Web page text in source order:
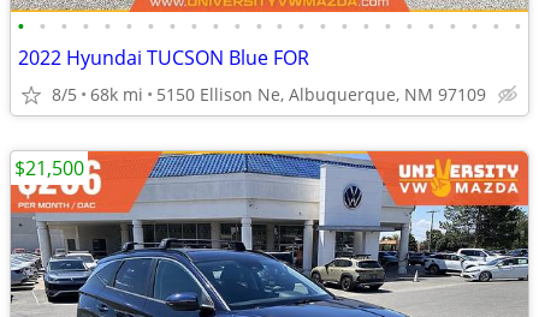
• • • • • • • • • • • • • • • • • • • • • • • •
2022 Hyundai TUCSON Blue FOR
8/5 68k mi 5150 Ellison Ne, Albuquerque, NM 97109
$21,500